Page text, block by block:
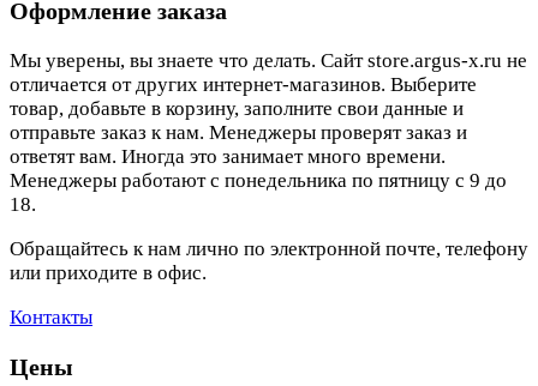
Оформление заказа
Мы уверены, вы знаете что делать. Сайт store.argus-x.ru не
отличается от других интернет-магазинов. Выберите
товар, добавьте в корзину, заполните свои данные и
отправьте заказ к нам. Менеджеры проверят заказ и
ответят вам. Иногда это занимает много времени.
Менеджеры работают с понедельника по пятницу с 9 до
18.
Обращайтесь к нам лично по электронной почте, телефону
или приходите в офис.
Контакты
Цены